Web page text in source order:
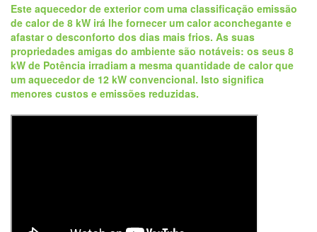
Este aquecedor de exterior com uma classificação emissão
de calor de 8 kW irá lhe fornecer um calor aconchegante e
afastar o desconforto dos dias mais frios. As suas
propriedades amigas do ambiente são notáveis: os seus 8
kW de Potência irradiam a mesma quantidade de calor que
um aquecedor de 12 kW convencional. Isto significa
menores custos e emissões reduzidas.